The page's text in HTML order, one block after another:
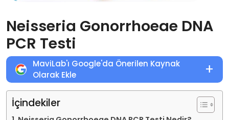
Neisseria Gonorrhoeae DNA
PCR Testi
MaviLab'ı Google'da Önerilen Kaynak
Olarak Ekle
+
İçindekiler